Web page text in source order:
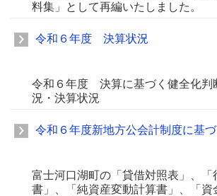
料集」として再編いたしました。
令和６年度 決算状況
令和６年度 決算に基づく健全化判
況・決算状況
令和６年度新地方公会計制度に基
富士河口湖町の「貸借対照表」、「
書」、「純資産変動計算書」、「資